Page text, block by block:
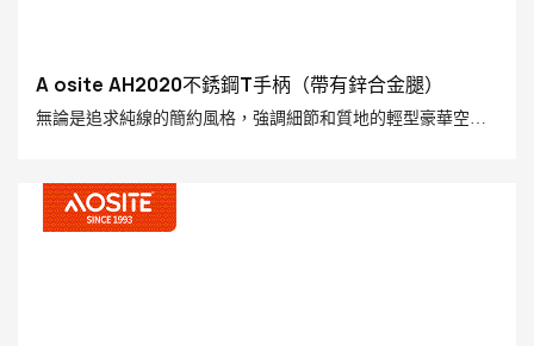
A osite AH2020不銹鋼T手柄（帶有鋅合金腿）
無論是追求純線的簡約風格，強調細節和質地的輕型豪華空
感，以增強整體空間風格